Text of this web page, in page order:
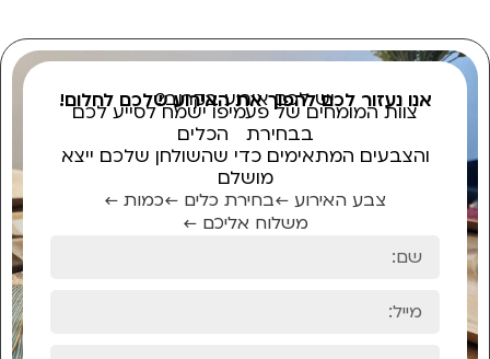
יש לכם אירוע בקרוב?
אנו נעזור לכם להפוך את האירוע שלכם לחלום!
צוות המומחים של פעמיפו ישמח לסייע לכם
בבחירת הכלים
והצבעים המתאימים כדי שהשולחן שלכם ייצא
מושלם
צבע האירוע ←בחירת כלים ←כמות ←
משלוח אליכם ←